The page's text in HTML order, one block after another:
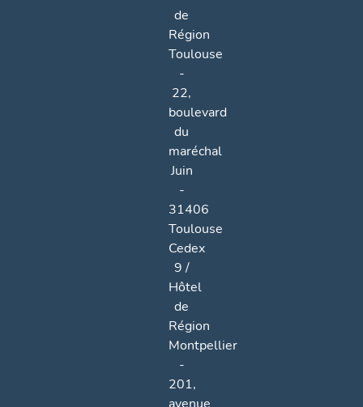
de
Région
Toulouse
-
22,
boulevard
du
maréchal
Juin
-
31406
Toulouse
Cedex
9 /
Hôtel
de
Région
Montpellier
-
201,